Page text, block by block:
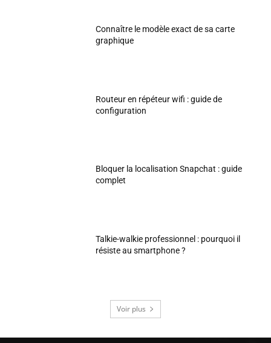
Connaître le modèle exact de sa carte
graphique
Routeur en répéteur wifi : guide de
configuration
Bloquer la localisation Snapchat : guide
complet
Talkie-walkie professionnel : pourquoi il
résiste au smartphone ?
Voir plus